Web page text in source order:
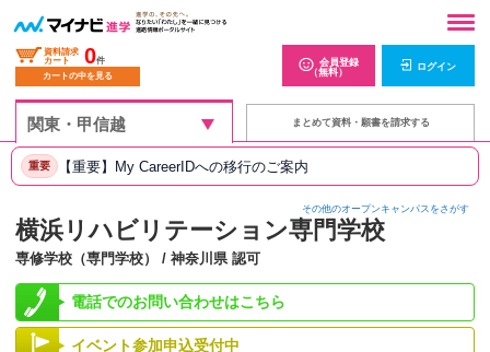
資料請求
カート
0件
カートの中を見る
会員登録
（無料）
ログイン
まとめて資料・願書を請求する
重要 【重要】My CareerIDへの移行のご案内
その他のオープンキャンパスをさがす
横浜リハビリテーション専門学校
専修学校（専門学校） / 神奈川県 認可
電話でのお問い合わせはこちら
イベント参加申込受付中